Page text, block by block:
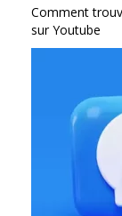
Comment
sur Youtube